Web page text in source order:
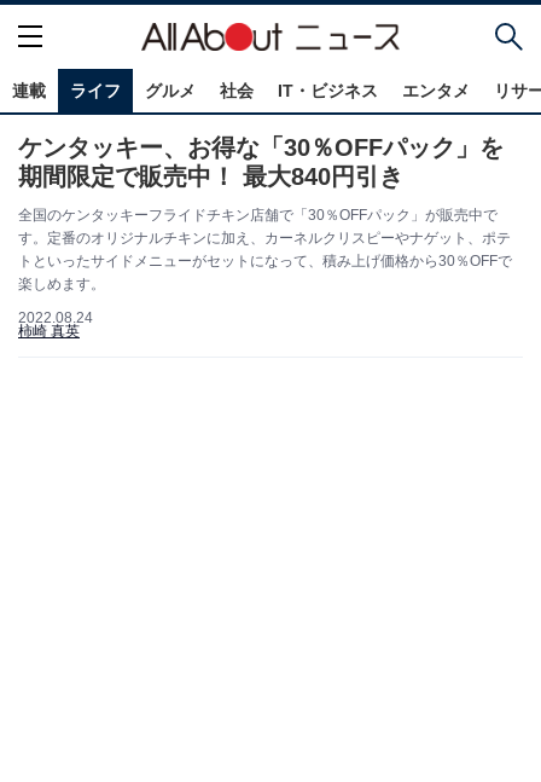
連載 ライフ グルメ 社会 IT・ビジネス エンタメ リサ
ケンタッキー、お得な「30％OFFパック」を
期間限定で販売中！ 最大840円引き
全国のケンタッキーフライドチキン店舗で「30％OFFパック」が販売中で
す。定番のオリジナルチキンに加え、カーネルクリスピーやナゲット、ポテ
トといったサイドメニューがセットになって、積み上げ価格から30％OFFで
楽しめます。
2022.08.24
柿崎 真英